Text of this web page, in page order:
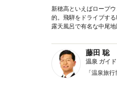
新穂高といえばロープ
的。飛騨をドライブす
露天風呂で有名な中尾
藤田 聡
温泉 ガイド
「温泉旅